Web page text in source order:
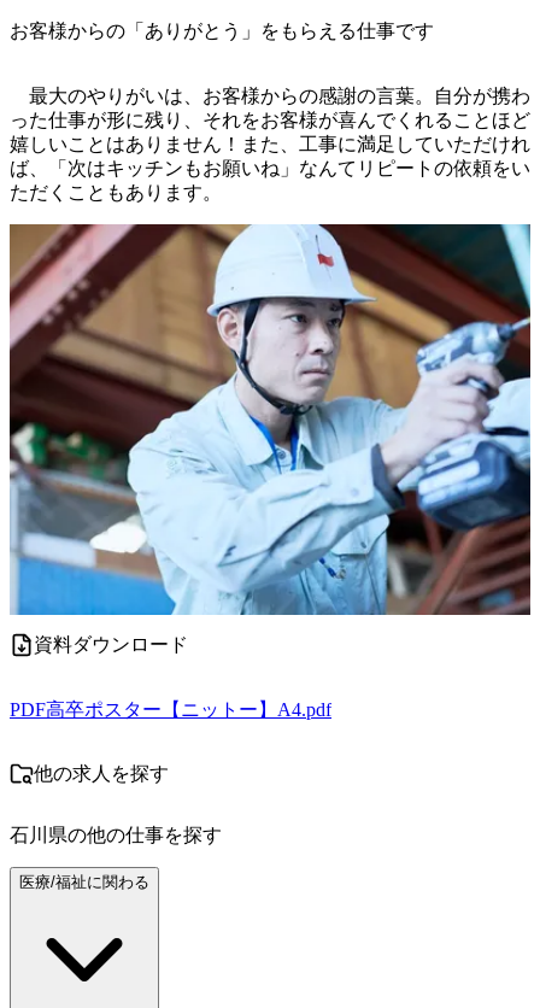
お客様からの「ありがとう」をもらえる仕事です
最大のやりがいは、お客様からの感謝の言葉。自分が携わ
った仕事が形に残り、それをお客様が喜んでくれることほど
嬉しいことはありません！また、工事に満足していただけれ
ば、「次はキッチンもお願いね」なんてリピートの依頼をい
ただくこともあります。
資料ダウンロード
PDF高卒ポスター【ニットー】A4.pdf
他の求人を探す
石川県の他の仕事を探す
医療/福祉に関わる